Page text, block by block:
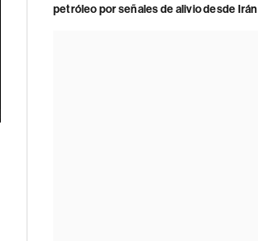
petróleo por señales de alivio desde Irán